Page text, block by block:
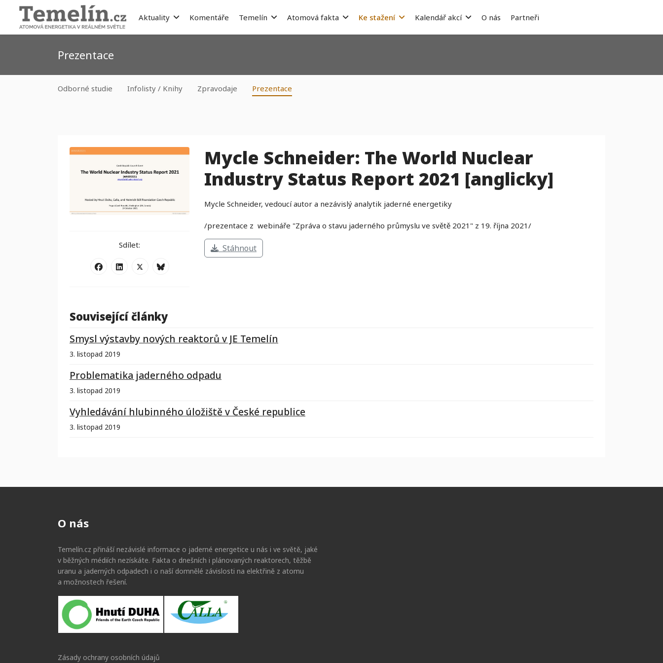
Aktuality Komentáře Temelín Atomová fakta Ke stažení Kalendář akcí O nás Partneři
Prezentace
Odborné studie Infolisty / Knihy Zpravodaje Prezentace
Sdílet:
Mycle Schneider: The World Nuclear
Industry Status Report 2021 [anglicky]
Mycle Schneider, vedoucí autor a nezávislý analytik jaderné energetiky
/prezentace z webináře "Zpráva o stavu jaderného průmyslu ve světě 2021" z 19. října 2021/
Stáhnout
Související články
Smysl výstavby nových reaktorů v JE Temelín
3. listopad 2019
Problematika jaderného odpadu
3. listopad 2019
Vyhledávání hlubinného úložiště v České republice
3. listopad 2019
O nás
Temelín.cz přináší nezávislé informace o jaderné energetice u nás i ve světě, jaké
v běžných médiích nezískáte. Fakta o dnešních i plánovaných reaktorech, těžbě
uranu a jaderných odpadech i o naší domnělé závislosti na elektřině z atomu
a možnostech řešení.
Zásady ochrany osobních údajů